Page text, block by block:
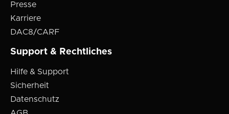
Presse
Karriere
DAC8/CARF
Support & Rechtliches
Hilfe & Support
Sicherheit
Datenschutz